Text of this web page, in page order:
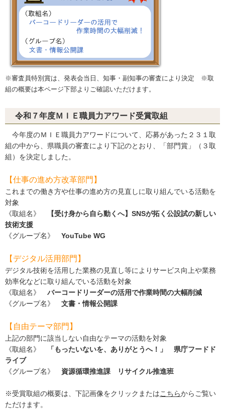
※審査員特別賞は、発表会当日、知事・副知事の審査により決定 ※取
組の概要は本ページ下部よりご確認いただけます。
令和７年度ＭＩＥ職員力アワード受賞取組
今年度のＭＩＥ職員力アワードについて、応募があった２３１取
組の中から、県職員の審査により下記のとおり、「部門賞」（３取
組）を決定しました。
【仕事の進め方改革部門】
これまでの働き方や仕事の進め方の見直しに取り組んでいる活動を
対象
《取組名》
【受け身から自ら動くへ】SNSが拓く公設試の新しい
技術支援
《グループ名》 YouTube WG
【デジタル活用部門】
デジタル技術を活用した業務の見直し等によりサービス向上や業務
効率化などに取り組んでいる活動を対象
《取組名》 バーコードリーダーの活用で作業時間の大幅削減
《グループ名》 文書・情報公開課
【自由テーマ部門】
上記の部門に該当しない自由なテーマの活動を対象
《取組名》
「もったいないを、ありがとうへ！」 県庁フードド
ライブ
《グループ名》 資源循環推進課 リサイクル推進班
※受賞取組の概要は、下記画像をクリックまたはこちらからご覧い
ただけます。